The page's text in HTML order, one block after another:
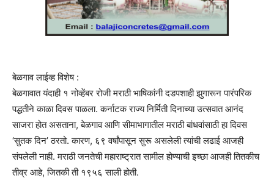
बेळगाव लाईव्ह विशेष :
बेळगावात यंदाही १ नोव्हेंबर रोजी मराठी भाषिकांनी दडपशाही झुगारून पारंपरिक
पद्धतीने काळा दिवस पाळला. कर्नाटक राज्य निर्मिती दिनाच्या उत्सवात आनंद
साजरा होत असताना, बेळगाव आणि सीमाभागातील मराठी बांधवांसाठी हा दिवस
‘सुतक दिन’ ठरतो. कारण, ६९ वर्षांपासून सुरू असलेली त्यांची लढाई आजही
संपलेली नाही. मराठी जनतेची महाराष्ट्रात सामील होण्याची इच्छा आजही तितकीच
तीव्र आहे, जितकी ती १९५६ साली होती.